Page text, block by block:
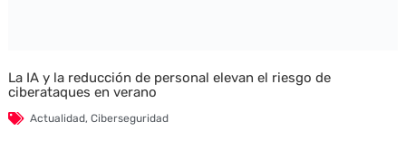
La IA y la reducción de personal elevan el riesgo de
ciberataques en verano
Actualidad, Ciberseguridad